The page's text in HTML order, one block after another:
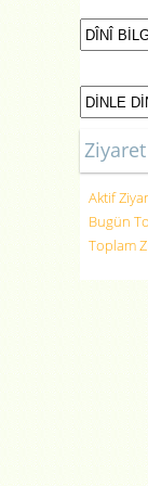
Aktif
Bugün
Toplam